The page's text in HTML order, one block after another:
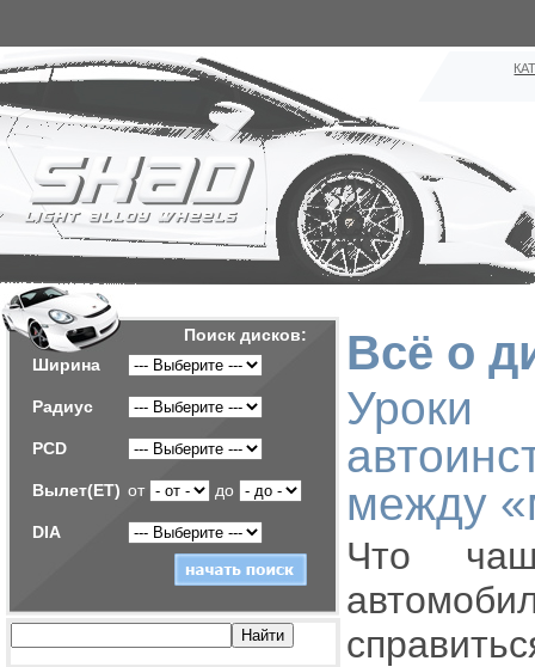
Поиск дисков:
Ширина
Радиус
PCD
Вылет(ET) от до
DIA
Всё о
между
Что